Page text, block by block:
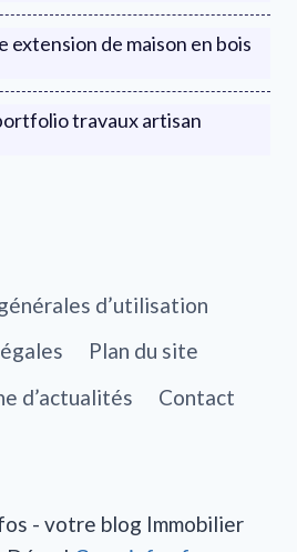
extension de maison en bois
travaux artisan
d’utilisation
Plan du site
d’actualités
Contact
- votre blog Immobilier